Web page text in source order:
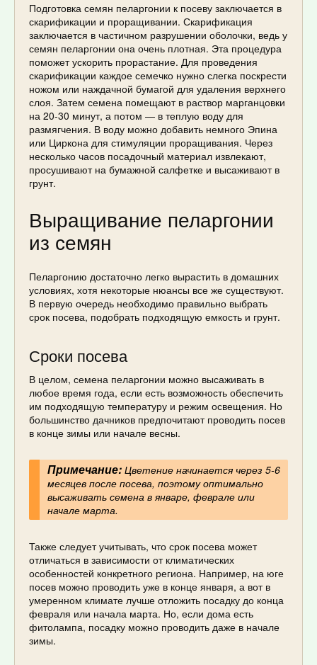
Подготовка семян пеларгонии к посеву заключается в
скарификации и проращивании. Скарификация
заключается в частичном разрушении оболочки, ведь у
семян пеларгонии она очень плотная. Эта процедура
поможет ускорить прорастание. Для проведения
скарификации каждое семечко нужно слегка поскрести
ножом или наждачной бумагой для удаления верхнего
слоя. Затем семена помещают в раствор марганцовки
на 20-30 минут, а потом — в теплую воду для
размягчения. В воду можно добавить немного Эпина
или Циркона для стимуляции проращивания. Через
несколько часов посадочный материал извлекают,
просушивают на бумажной салфетке и высаживают в
грунт.
Выращивание пеларгонии
из семян
Пеларгонию достаточно легко вырастить в домашних
условиях, хотя некоторые нюансы все же существуют.
В первую очередь необходимо правильно выбрать
срок посева, подобрать подходящую емкость и грунт.
Сроки посева
В целом, семена пеларгонии можно высаживать в
любое время года, если есть возможность обеспечить
им подходящую температуру и режим освещения. Но
большинство дачников предпочитают проводить посев
в конце зимы или начале весны.
Примечание:Цветение начинается через 5-6
месяцев после посева, поэтому оптимально
высаживать семена в январе, феврале или
начале марта.
Также следует учитывать, что срок посева может
отличаться в зависимости от климатических
особенностей конкретного региона. Например, на юге
посев можно проводить уже в конце января, а вот в
умеренном климате лучше отложить посадку до конца
февраля или начала марта. Но, если дома есть
фитолампа, посадку можно проводить даже в начале
зимы.